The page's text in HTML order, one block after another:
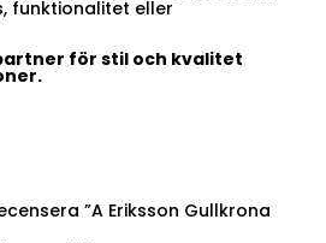
funktionalitet eller
för stil och kvalitet
”A Eriksson Gullkrona